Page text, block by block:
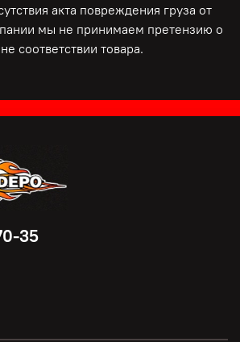
акта повреждения груза от
мы не принимаем претензию о
соответствии товара.
35